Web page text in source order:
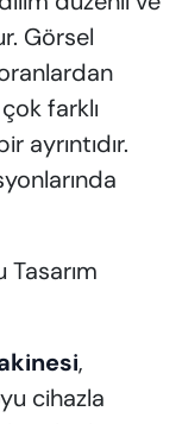
Görsel
farklı
ayrıntıdır.
,
cihazla